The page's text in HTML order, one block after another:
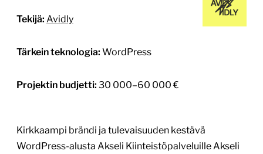
Tekijä: Avidly
Tärkein teknologia: WordPress
Projektin budjetti: 30 000–60 000 €
Kirkkaampi brändi ja tulevaisuuden kestävä
WordPress-alusta Akseli Kiinteistöpalveluille Akseli